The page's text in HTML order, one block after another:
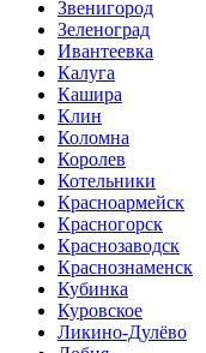
Звенигород
Зеленоград
Ивантеевка
Калуга
Кашира
Клин
Коломна
Королев
Котельники
Красноармейск
Красногорск
Краснозаводск
Краснознаменск
Кубинка
Куровское
Ликино-Дулёво